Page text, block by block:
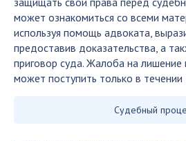
может ознакомиться со всеми
используя помощь адвоката,
предоставив доказательства, а
приговор суда. Жалоба на лишение
может поступить только в
Судебный